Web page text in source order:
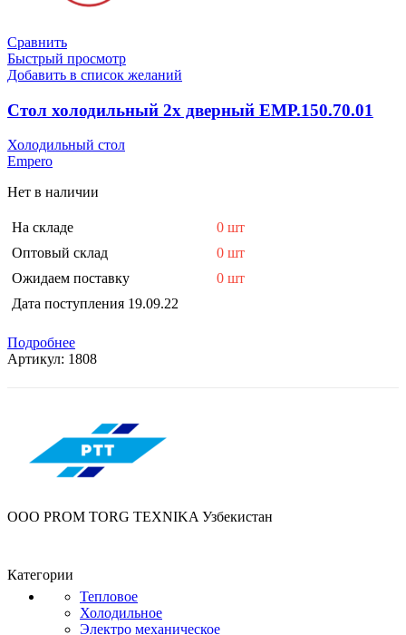
Сравнить
Быстрый просмотр
Добавить в список желаний
Стол холодильный 2х дверный EMP.150.70.01
Холодильный стол
Empero
Нет в наличии
На складе
0 шт
Оптовый склад
0 шт
Ожидаем поставку
0 шт
Дата поступления 19.09.22
Подробнее
Артикул: 1808
OOO PROM TORG TEXNIKA Узбекистан
Категории
Тепловое
Холодильное
Электро механическое